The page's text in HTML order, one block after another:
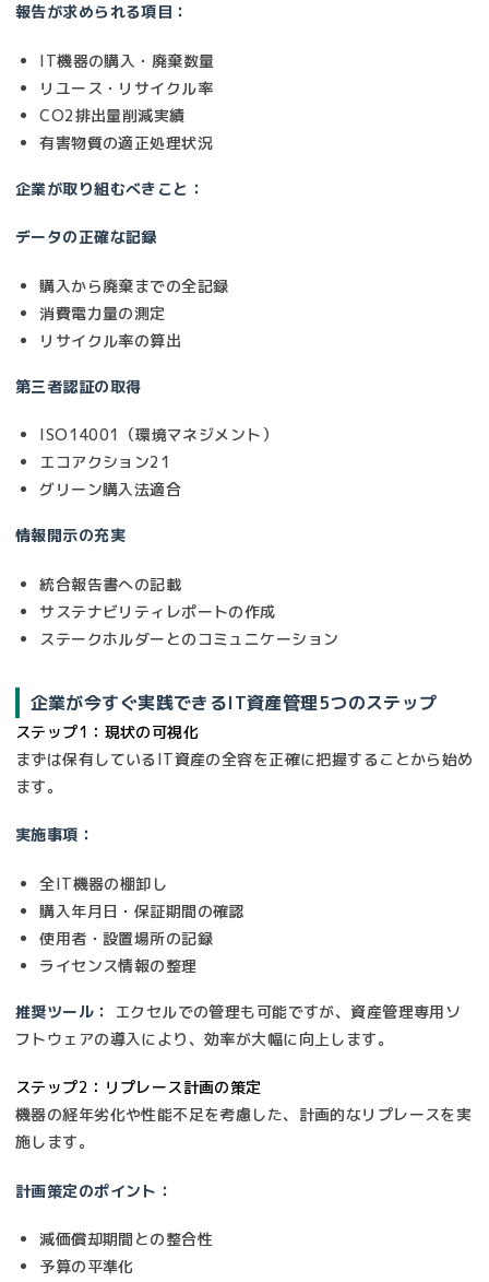
報告が求められる項目：
IT機器の購入・廃棄数量
リユース・リサイクル率
CO2排出量削減実績
有害物質の適正処理状況
企業が取り組むべきこと：
データの正確な記録
購入から廃棄までの全記録
消費電力量の測定
リサイクル率の算出
第三者認証の取得
ISO14001（環境マネジメント）
エコアクション21
グリーン購入法適合
情報開示の充実
統合報告書への記載
サステナビリティレポートの作成
ステークホルダーとのコミュニケーション
企業が今すぐ実践できるIT資産管理5つのステップ
ステップ1：現状の可視化
まずは保有しているIT資産の全容を正確に把握することから始め
ます。
実施事項：
全IT機器の棚卸し
購入年月日・保証期間の確認
使用者・設置場所の記録
ライセンス情報の整理
推奨ツール：
エクセルでの管理も可能ですが、資産管理専用ソ
フトウェアの導入により、効率が大幅に向上します。
ステップ2：リプレース計画の策定
機器の経年劣化や性能不足を考慮した、計画的なリプレースを実
施します。
計画策定のポイント：
減価償却期間との整合性
予算の平準化